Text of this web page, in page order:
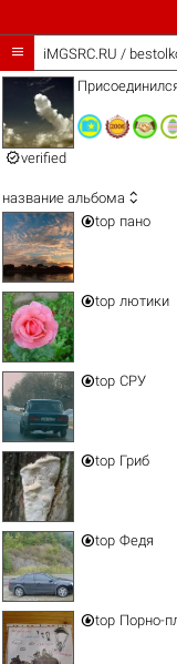
 iMGSRC.RU /
verified
название альбома 
top пано
top лютики
top СРУ
top Гриб
top Федя
top Порно-